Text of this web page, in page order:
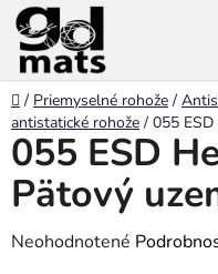
Prejsť
na
obsah
Domov
/ Priemyselné rohože /
antistatické rohože / 055
055 ESD
Pätový
Priemerné
Neohodnotené